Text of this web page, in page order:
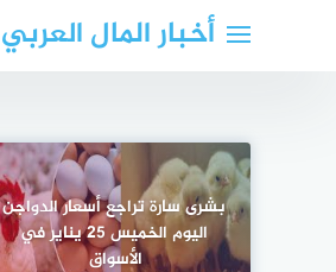
أخبار المال العربي
بشرى سارة تراجع أسعار الدواجن
اليوم الخميس 25 يناير في
الأسواق